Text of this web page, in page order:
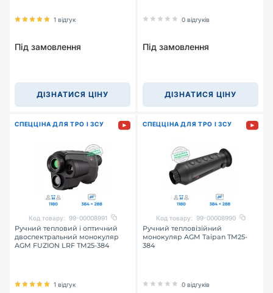
1 відгук
Під замовлення
ДІЗНАТИСЯ ЦІНУ
0 відгуків
Під замовлення
ДІЗНАТИСЯ ЦІНУ
СПЕЦЦІНА ДЛЯ ТРО І ЗСУ
Код товару: 99-00008991
Ручний тепловий і оптичний
двоспектральний монокуляр
AGM FUZION LRF TM25-384
1 відгук
СПЕЦЦІНА ДЛЯ ТРО І ЗСУ
Код товару: 99-00008990
Ручний тепловізійний
монокуляр AGM Taipan TM25-
384
0 відгуків